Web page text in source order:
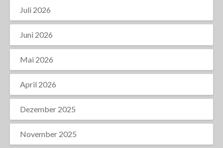
Juli 2026
Juni 2026
Mai 2026
April 2026
Dezember 2025
November 2025